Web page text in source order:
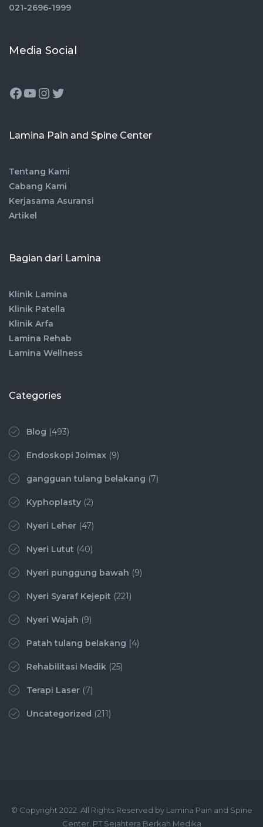
021-2696-1999
Media Social
Lamina Pain and Spine Center
Tentang Kami
Cabang Kami
Kerjasama Asuransi
Artikel
Bagian dari Lamina
Klinik Lamina
Klinik Patella
Klinik Arfa
Lamina Rehab
Lamina Wellness
Categories
Blog (493)
Endoskopi Joimax (9)
gangguan tulang belakang (7)
Kyphoplasty (2)
Nyeri Leher (47)
Nyeri Lutut (40)
Nyeri punggung bawah (9)
Nyeri Syaraf Kejepit (221)
Nyeri Wajah (9)
Patah tulang belakang (4)
Rehabilitasi Medik (25)
Terapi Laser (7)
Uncategorized (211)
© Copyright 2022. All Rights Reserved by Lamina Pain and Spine
Center. PT Sejahtera Berkah Medika